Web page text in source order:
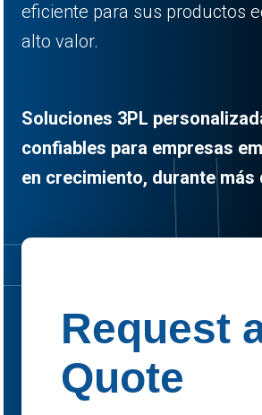
eficiente para sus productos
alto valor.
Soluciones 3PL
confiables para empresas
en crecimiento, durante más